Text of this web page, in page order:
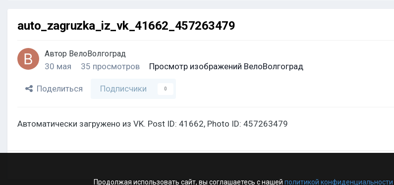
auto_zagruzka_iz_vk_41662_457263479
Автор ВелоВолгоград
30 мая 35 просмотров Просмотр изображений ВелоВолгоград
Поделиться Подписчики 0
Автоматически загружено из VK. Post ID: 41662, Photo ID: 457263479
Продолжая использовать сайт, вы соглашаетесь с нашей политикой конфиденциальности